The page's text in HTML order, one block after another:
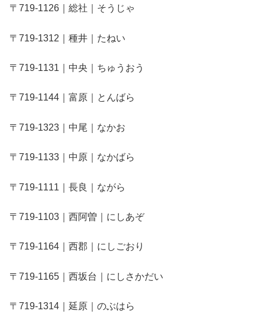
〒719-1126｜総社｜そうじゃ
〒719-1312｜種井｜たねい
〒719-1131｜中央｜ちゅうおう
〒719-1144｜富原｜とんばら
〒719-1323｜中尾｜なかお
〒719-1133｜中原｜なかばら
〒719-1111｜長良｜ながら
〒719-1103｜西阿曽｜にしあぞ
〒719-1164｜西郡｜にしごおり
〒719-1165｜西坂台｜にしさかだい
〒719-1314｜延原｜のぶはら